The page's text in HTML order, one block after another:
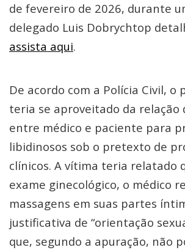
de fevereiro de 2026, durante
delegado Luis Dobrychtop
assista aqui.
De acordo com a Polícia Civil, o
teria se aproveitado da relação
entre médico e paciente para
libidinosos sob o pretexto de
clínicos. A vítima teria relatado
exame ginecológico, o médico
massagens em suas partes
justificativa de “orientação
que, segundo a apuração, não